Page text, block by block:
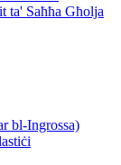
ta' Saħħa Għolja
bl-Ingrossa)